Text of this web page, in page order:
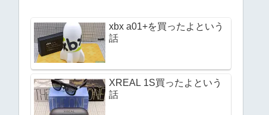
xbx a01+を買ったよという
話
XREAL 1S買ったよという
話